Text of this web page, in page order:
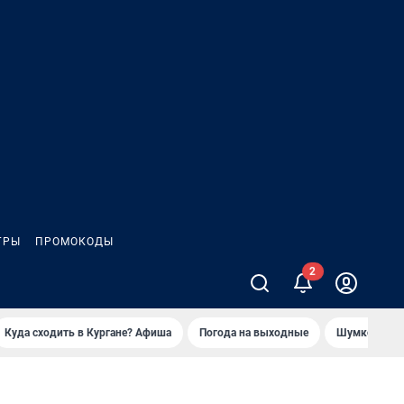
ПРОМОКОДЫ
2
Куда сходить в Кургане? Афиша Погода на выходные Шумков в